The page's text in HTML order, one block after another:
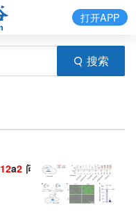
搜索
打开APP
12a2 问世，精准“处决”病变